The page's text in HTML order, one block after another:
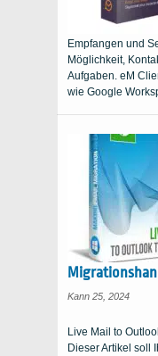
Empfangen und
Möglichkeit,
Aufgaben. eM
wie Google
Kann 25, 2024
Live Mail to
Dieser Artikel soll